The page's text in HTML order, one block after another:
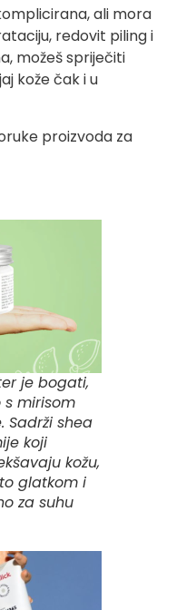
ali mora
redovit piling i
možeš spriječiti
kože čak i u
proizvoda za
je bogati,
mirisom
Sadrži shea
koji
kožu,
glatkom i
za suhu